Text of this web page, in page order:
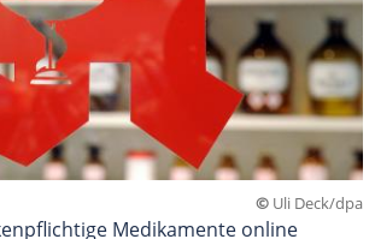
© Uli Deck/dpa
Medikamente online